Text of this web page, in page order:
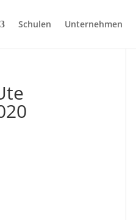
Schulen Unternehmen